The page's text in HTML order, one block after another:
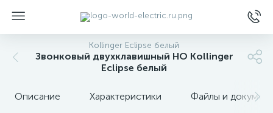
Kollinger Eclipse белый
Звонковый двухклавишный НО Kollinger
Eclipse белый
Описание Характеристики Файлы и